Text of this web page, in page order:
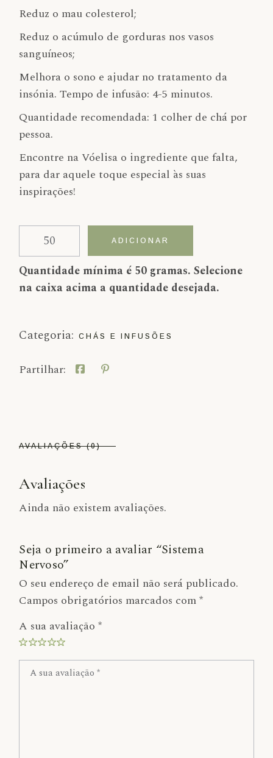
Reduz o mau colesterol;
Reduz o acúmulo de gorduras nos vasos
sanguíneos;
Melhora o sono e ajudar no tratamento da
insónia. Tempo de infusão: 4-5 minutos.
Quantidade recomendada: 1 colher de chá por
pessoa.
Encontre na Vóelisa o ingrediente que falta,
para dar aquele toque especial às suas
inspirações!
Quantidade de Sistema Nervoso
ADICIONAR
Alternative:
Quantidade mínima é 50 gramas. Selecione
na caixa acima a quantidade desejada.
Categoria: CHÁS E INFUSÕES
Partilhar:
AVALIAÇÕES (0)
Avaliações
Ainda não existem avaliações.
Seja o primeiro a avaliar “Sistema
Nervoso”
O seu endereço de email não será publicado.
Campos obrigatórios marcados com*
A sua avaliação*